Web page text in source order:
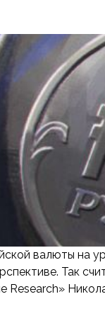
валюты на
Так
Research»